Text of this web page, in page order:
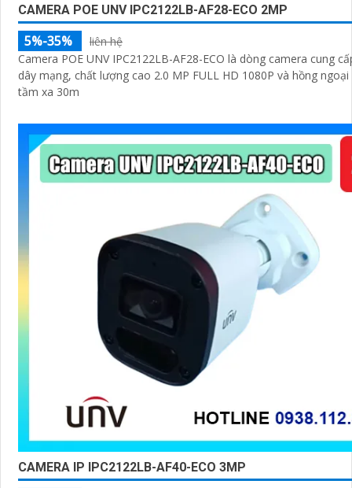
CAMERA POE UNV IPC2122LB-AF28-ECO 2MP
5%-35%
liên hệ
Camera POE UNV IPC2122LB-AF28-ECO là dòng camera cung
dây mạng, chất lượng cao 2.0 MP FULL HD 1080P và hồng
tầm xa 30m
CAMERA IP IPC2122LB-AF40-ECO 3MP